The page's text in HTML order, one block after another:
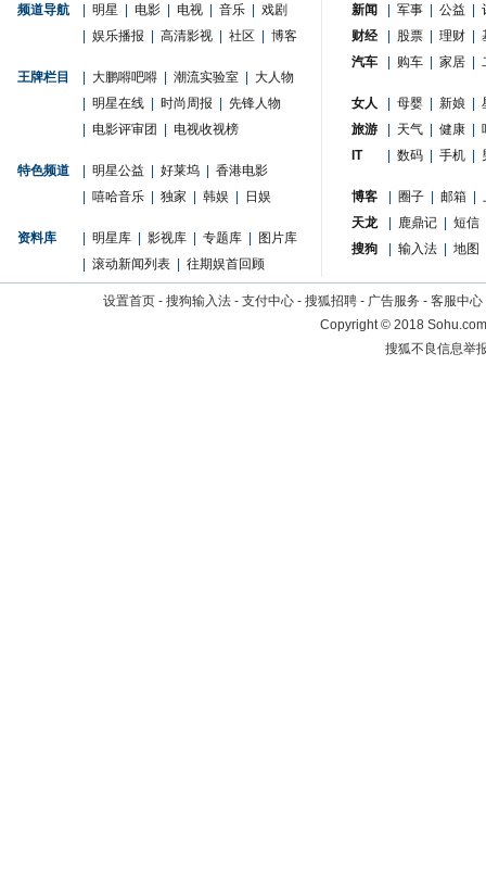
频道导航 明星 电影 电视 音乐
戏剧
娱乐播报 高清影视 社区 博客
王牌栏目 大鹏嘚吧嘚 潮流实验室
大人物
明星在线 时尚周报
先锋人物
电影评审团 电视收视榜
特色频道 明星公益 好莱坞
香港电影
嘻哈音乐 独家 韩娱 日娱
资料库 明星库 影视库 专题库
图片库
滚动新闻列表 往期娱首回顾
新闻 军事 公益
财经
股票 理财
汽车
购车 家居
女人 母婴 新娘
旅游
天气 健康
IT
数码 手机
博客 圈子 邮箱
天龙
鹿鼎记
短信
搜狗
输入法 地图
设置首页 - 搜狗输入法 - 支付中心 - 搜狐招聘 - 广告服务 - 客服中心
Copyright©2018
搜狐不良信息举